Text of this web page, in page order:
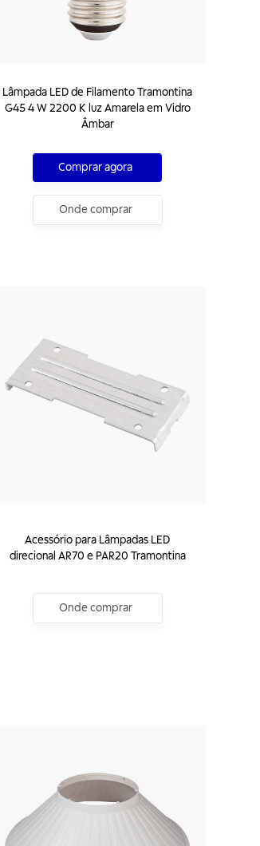
Lâmpada LED de Filamento Tramontina
G45 4 W 2200 K luz Amarela em Vidro
Âmbar
Comprar agora
Onde comprar
Acessório para Lâmpadas LED
direcional AR70 e PAR20 Tramontina
Onde comprar